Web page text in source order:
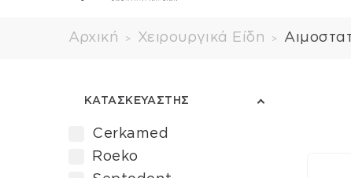
Αρχική > Χειρουργικά Είδη >
ΚΑΤΑΣΚΕΥΑΣΤΉΣ
Cerkamed
Roeko